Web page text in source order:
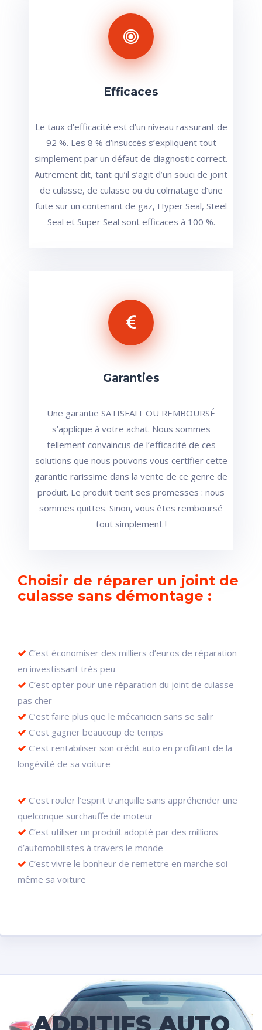
Efficaces
Le taux d’efficacité est d’un niveau rassurant de
92 %. Les 8 % d’insuccès s’expliquent tout
simplement par un défaut de diagnostic correct.
Autrement dit, tant qu’il s’agit d’un souci de joint
de culasse, de culasse ou du colmatage d’une
fuite sur un contenant de gaz, Hyper Seal, Steel
Seal et Super Seal sont efficaces à 100 %.
Garanties
Une garantie SATISFAIT OU REMBOURSÉ
s’applique à votre achat. Nous sommes
tellement convaincus de l’efficacité de ces
solutions que nous pouvons vous certifier cette
garantie rarissime dans la vente de ce genre de
produit. Le produit tient ses promesses : nous
sommes quittes. Sinon, vous êtes remboursé
tout simplement !
Choisir de réparer un joint de
culasse sans démontage :
C’est économiser des milliers d’euros de réparation
en investissant très peu
C’est opter pour une réparation du joint de culasse
pas cher
C’est faire plus que le mécanicien sans se salir
C’est gagner beaucoup de temps
C’est rentabiliser son crédit auto en profitant de la
longévité de sa voiture
C’est rouler l’esprit tranquille sans appréhender une
quelconque surchauffe de moteur
C’est utiliser un produit adopté par des millions
d’automobilistes à travers le monde
C’est vivre le bonheur de remettre en marche soi-
même sa voiture
ADDITIFS AUTO